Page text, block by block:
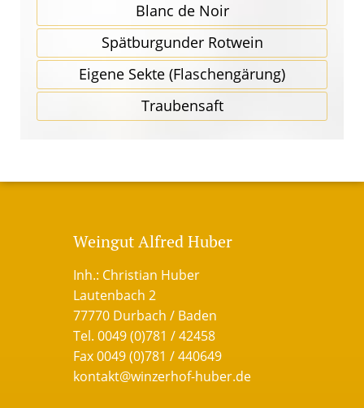
Blanc de Noir
Spätbur­gunder Rotwein
Eigene Sekte (Flaschen­gärung)
Traubensaft
Weingut Alfred Huber
Inh.: Christian Huber
Lautenbach 2
77770 Durbach / Baden
Tel. 0049 (0)781 / 42458
Fax 0049 (0)781 / 440649
kontakt@winzerhof-huber.de